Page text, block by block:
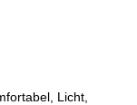
Licht,